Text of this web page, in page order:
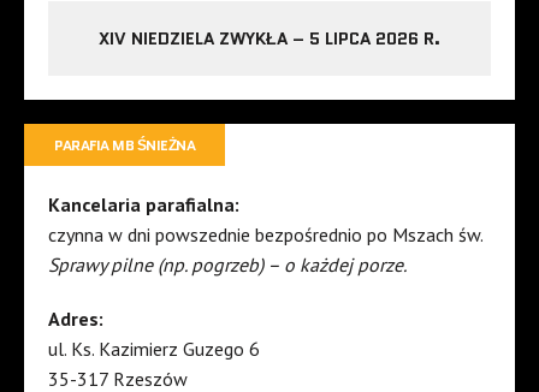
XIV NIEDZIELA ZWYKŁA – 5 LIPCA 2026 R.
PARAFIA MB ŚNIEŻNA
Kancelaria parafialna:
czynna w dni powszednie bezpośrednio po Mszach św.
Sprawy pilne (np. pogrzeb) – o każdej porze.
Adres:
ul. Ks. Kazimierz Guzego 6
35-317 Rzeszów